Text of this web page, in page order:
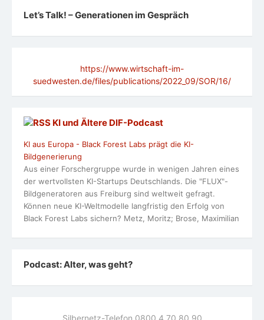
Let’s Talk! – Generationen im Gespräch
https://www.wirtschaft-im-
suedwesten.de/files/publications/2022_09/SOR/16/
KI und Ältere DlF-Podcast
KI aus Europa - Black Forest Labs prägt die KI-
Bildgenerierung
Aus einer Forschergruppe wurde in wenigen Jahren eines
der wertvollsten KI-Startups Deutschlands. Die "FLUX"-
Bildgeneratoren aus Freiburg sind weltweit gefragt.
Können neue KI-Weltmodelle langfristig den Erfolg von
Black Forest Labs sichern? Metz, Moritz; Brose, Maximilian
Podcast: Alter, was geht?
Silbernetz-Telefon 0800 4 70 80 90